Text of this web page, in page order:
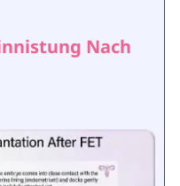
Nach